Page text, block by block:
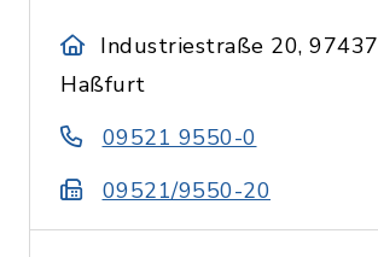
Industriestraße 20, 97437
Haßfurt
09521 9550-0
09521/9550-20